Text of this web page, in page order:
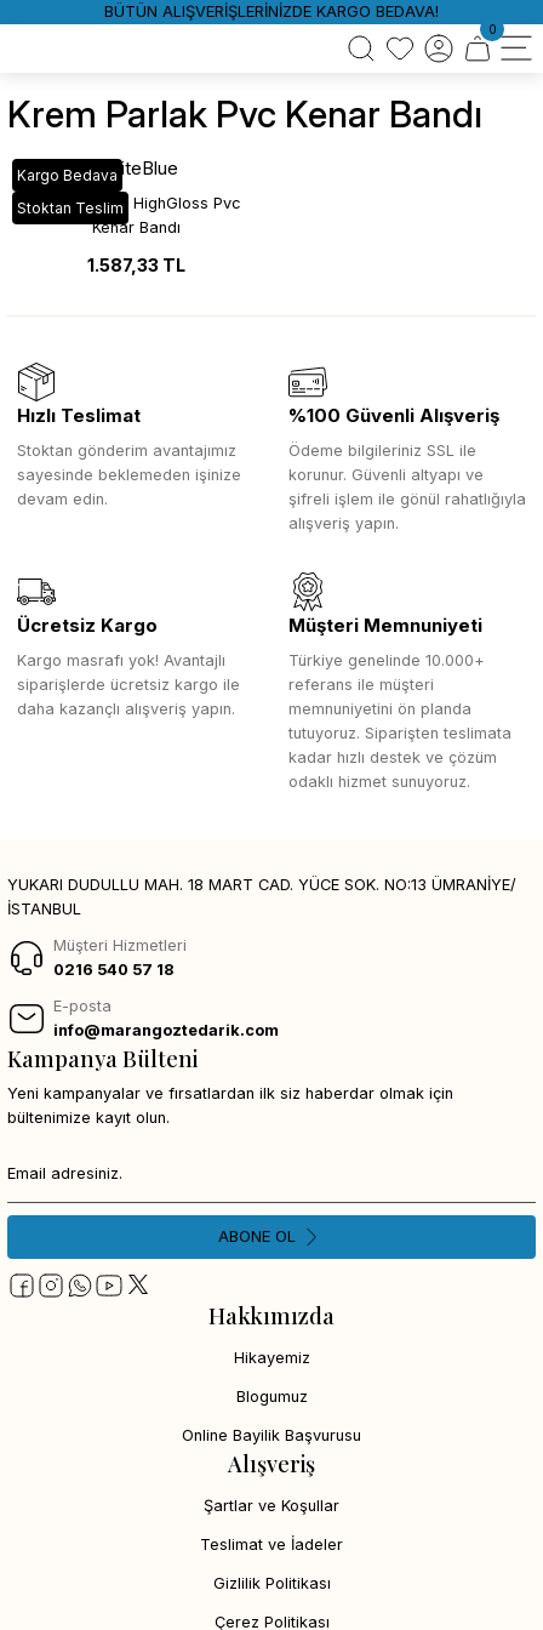
BÜTÜN ALIŞVERİŞLERİNİZDE KARGO BEDAVA!
0
Krem Parlak Pvc Kenar Bandı
Kargo Bedava
Stoktan Teslim
WhiteBlue
HG_144 Krem HighGloss Pvc
Kenar Bandı
1.587,33 TL
Hızlı Teslimat
Stoktan gönderim avantajımız
sayesinde beklemeden işinize
devam edin.
%100 Güvenli Alışveriş
Ödeme bilgileriniz SSL ile
korunur. Güvenli altyapı ve
şifreli işlem ile gönül rahatlığıyla
alışveriş yapın.
Ücretsiz Kargo
Kargo masrafı yok! Avantajlı
siparişlerde ücretsiz kargo ile
daha kazançlı alışveriş yapın.
Müşteri Memnuniyeti
Türkiye genelinde 10.000+
referans ile müşteri
memnuniyetini ön planda
tutuyoruz. Siparişten teslimata
kadar hızlı destek ve çözüm
odaklı hizmet sunuyoruz.
YUKARI DUDULLU MAH. 18 MART CAD. YÜCE SOK. NO:13 ÜMRANİYE/
İSTANBUL
Müşteri Hizmetleri
0216 540 57 18
E-posta
info@marangoztedarik.com
Hakkımızda
Hikayemiz
Blogumuz
Online Bayilik Başvurusu
Alışveriş
Şartlar ve Koşullar
Teslimat ve İadeler
Gizlilik Politikası
Çerez Politikası
Kampanya Bülteni
Yeni kampanyalar ve fırsatlardan ilk siz haberdar olmak için
bültenimize kayıt olun.
ABONE OL